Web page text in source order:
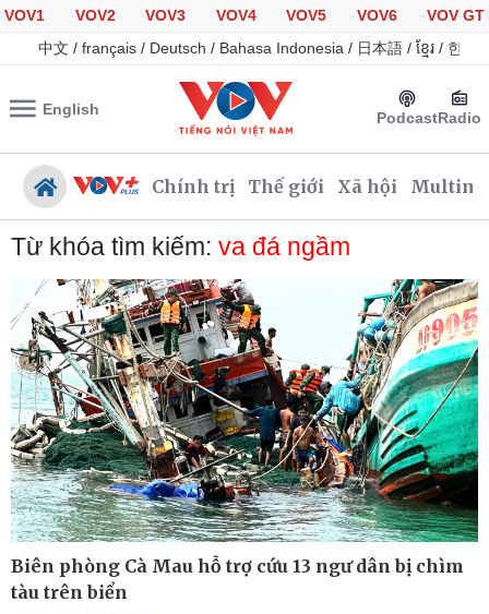
VOV1 VOV2 VOV3 VOV4 VOV5 VOV6
VOV GT
中文 / français / Deutsch / Bahasa Indonesia / 日本語 / ខ្មែរ / 한국
English PodcastRadio
Chính trị Thế giới Xã hội
Chính trị
Đảng
Tổ chức nhân sự
Quốc hội
Nhận diện sự thật
Xã hội
Tin 24h
Giáo dục
Dự báo thời tiết
Dấu ấn VOV
Việc làm
Biển đảo
Thế giới
Quan sát
Multimedia
Từ khóa tìm kiếm: va đá ngầm
Biên phòng Cà Mau hỗ trợ cứu 13 ngư dân bị chìm
tàu trên biển